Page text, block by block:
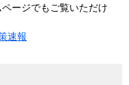
ージでもご覧いただけ
速報